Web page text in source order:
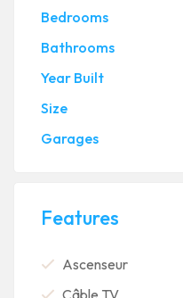
Bedrooms
Bathrooms
Year Built
Size
Garages
Features
Ascenseur
Câble TV